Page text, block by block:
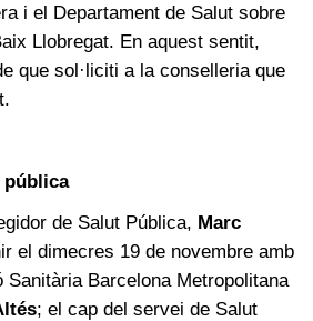
i el Departament de Salut sobre
Llobregat. En aquest sentit,
que sol·liciti a la conselleria que
pública
de Salut Pública, Marc
el dimecres 19 de novembre amb
Sanitària Barcelona Metropolitana
; el cap del servei de Salut